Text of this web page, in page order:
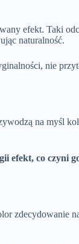
efekt. Taki
naturalność.
nie
na myśl
efekt, co
zdecydowanie